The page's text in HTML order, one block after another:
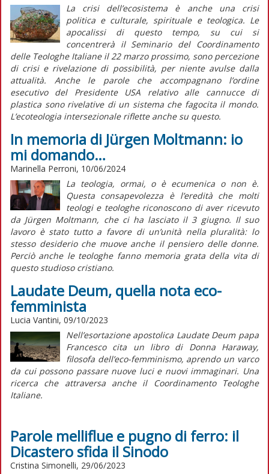
La crisi dell’ecosistema è anche una crisi
politica e culturale, spirituale e teologica. Le
apocalissi di questo tempo, su cui si
concentrerà il Seminario del Coordinamento
delle Teologhe Italiane il 22 marzo prossimo, sono percezione
di crisi e rivelazione di possibilità, per niente avulse dalla
attualità. Anche le parole che accompagnano l’ordine
esecutivo del Presidente USA relativo alle cannucce di
plastica sono rivelative di un sistema che fagocita il mondo.
L’ecoteologia intersezionale riflette anche su questo.
In memoria di Jürgen Moltmann: io
mi domando…
Marinella Perroni, 10/06/2024
La teologia, ormai, o è ecumenica o non è.
Questa consapevolezza è l’eredità che molti
teologi e teologhe riconoscono di aver ricevuto
da Jürgen Moltmann, che ci ha lasciato il 3 giugno. Il suo
lavoro è stato tutto a favore di un’unità nella pluralità: lo
stesso desiderio che muove anche il pensiero delle donne.
Perciò anche le teologhe fanno memoria grata della vita di
questo studioso cristiano.
Laudate Deum, quella nota eco-
femminista
Lucia Vantini, 09/10/2023
Nell’esortazione apostolica Laudate Deumpapa
Francesco cita un libro di Donna Haraway,
filosofa dell’eco-femminismo, aprendo un varco
da cui possono passare nuove luci e nuovi immaginari. Una
ricerca che attraversa anche il Coordinamento Teologhe
Italiane.
Parole melliflue e pugno di ferro: il
Dicastero sfida il Sinodo
Cristina Simonelli, 29/06/2023